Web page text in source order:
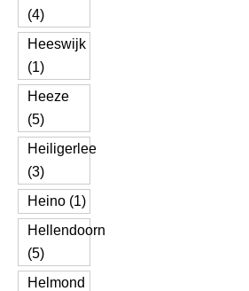
(4)
Heeswijk
(1)
Heeze
(5)
Heiligerlee
(3)
Heino (1)
Hellendoorn
(5)
Helmond